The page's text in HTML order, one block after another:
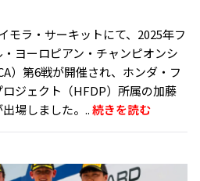
モラ・サーキットにて、2025年フ
ヨーロピアン・チャンピオンシ
）第6戦が開催され、ホンダ・フ
ジェクト（HFDP）所属の加藤
場しました。..続きを読む